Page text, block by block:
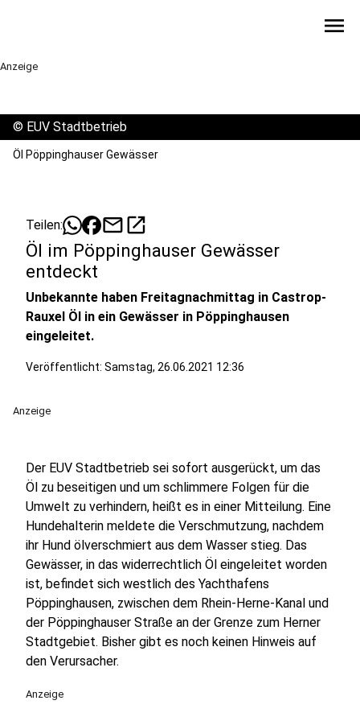
menu
Anzeige
© EUV Stadtbetrieb
Öl Pöppinghauser Gewässer
Teilen: mailopen_in_new
Öl im Pöppinghauser Gewässer
entdeckt
Unbekannte haben Freitagnachmittag in Castrop-
Rauxel Öl in ein Gewässer in Pöppinghausen
eingeleitet.
Veröffentlicht: Samstag, 26.06.2021 12:36
Anzeige
Der EUV Stadtbetrieb sei sofort ausgerückt, um das
Öl zu beseitigen und um schlimmere Folgen für die
Umwelt zu verhindern, heißt es in einer Mitteilung. Eine
Hundehalterin meldete die Verschmutzung, nachdem
ihr Hund ölverschmiert aus dem Wasser stieg. Das
Gewässer, in das widerrechtlich Öl eingeleitet worden
ist, befindet sich westlich des Yachthafens
Pöppinghausen, zwischen dem Rhein-Herne-Kanal und
der Pöppinghauser Straße an der Grenze zum Herner
Stadtgebiet. Bisher gibt es noch keinen Hinweis auf
den Verursacher.
Anzeige